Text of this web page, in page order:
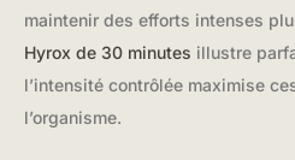
maintenir des efforts intenses
Hyrox de 30 minutes illustre
l’intensité contrôlée maximise
l’organisme.